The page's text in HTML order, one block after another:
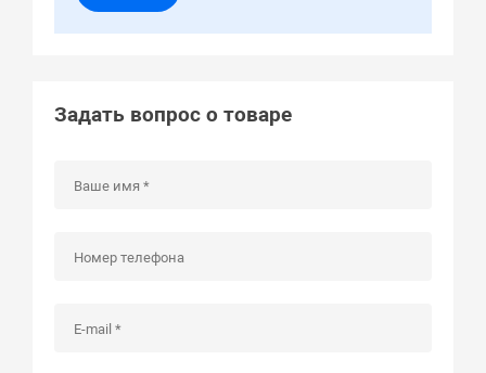
Задать вопрос о товаре